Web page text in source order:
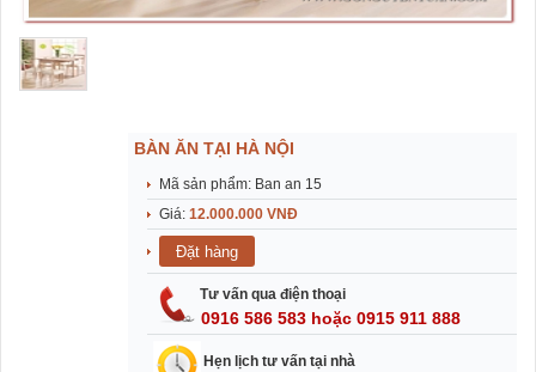
BÀN ĂN TẠI HÀ NỘI
Mã sản phẩm: Ban an 15
Giá: 12.000.000 VNĐ
Tư vấn qua điện thoại
0916 586 583 hoặc 0915 911 888
Hẹn lịch tư vấn tại nhà